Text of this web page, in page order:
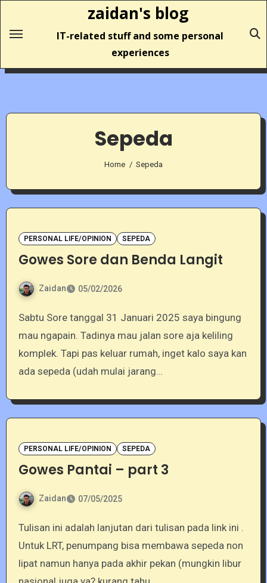
content
zaidan's blog
IT-related stuff and some personal
experiences
Sepeda
Home Sepeda
PERSONAL LIFE/OPINION SEPEDA
Gowes Sore dan Benda Langit
Zaidan 05/02/2026
Sabtu Sore tanggal 31 Januari 2025 saya bingung
mau ngapain. Tadinya mau jalan sore aja keliling
komplek. Tapi pas keluar rumah, inget kalo saya kan
ada sepeda (udah mulai jarang…
PERSONAL LIFE/OPINION SEPEDA
Gowes Pantai – part 3
Zaidan 07/05/2025
Tulisan ini adalah lanjutan dari tulisan pada link ini .
Untuk LRT, penumpang bisa membawa sepeda non
lipat namun hanya pada akhir pekan (mungkin libur